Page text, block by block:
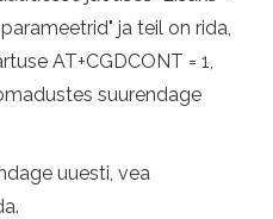
ja teil on rida,
AT+CGDCONT = 1,
suurendage
uuesti, vea